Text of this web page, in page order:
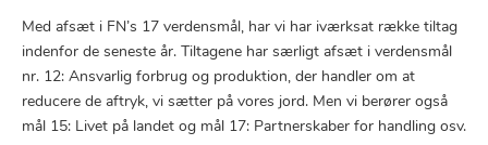
Med afsæt i FN’s 17 verdensmål, har vi har iværksat række tiltag
indenfor de seneste år. Tiltagene har særligt afsæt i verdensmål
nr. 12: Ansvarlig forbrug og produktion, der handler om at
reducere de aftryk, vi sætter på vores jord. Men vi berører også
mål 15: Livet på landet og mål 17: Partnerskaber for handling osv.